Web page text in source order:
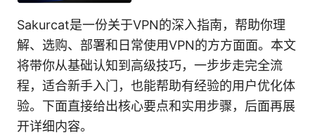
Sakurcat是一份关于VPN的深入指南，帮助你理
解、选购、部署和日常使用VPN的方方面面。本文
将带你从基础认知到高级技巧，一步步走完全流
程，适合新手入门，也能帮助有经验的用户优化体
验。下面直接给出核心要点和实用步骤，后面再展
开详细内容。